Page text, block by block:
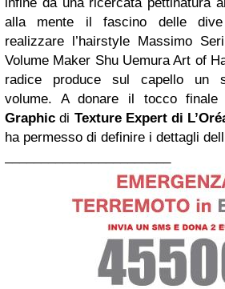
alla mente il fascino delle dive
realizzare l’hairstyle Massimo
Volume Maker Shu Uemura Art of
radice produce sul capello un
volume. A donare il tocco
Graphic di Texture Expert di
ha permesso di definire i dettagli